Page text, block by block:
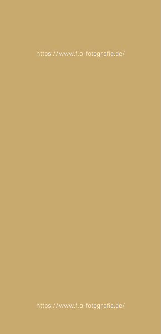
https://www.flo-fotografie.de/
https://www.flo-fotografie.de/